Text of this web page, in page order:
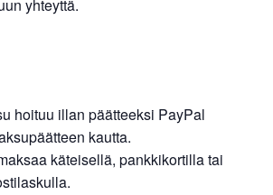
yhteyttä.
hoituu illan päätteeksi PayPal
kautta.
käteisellä, pankkikortilla tai